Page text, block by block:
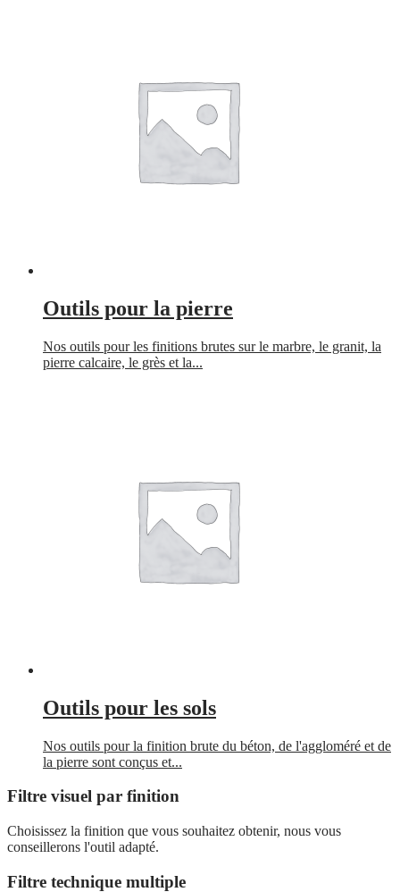
Outils pour la pierre
Nos outils pour les finitions brutes sur le marbre, le granit, la
pierre calcaire, le grès et la...
Outils pour les sols
Nos outils pour la finition brute du béton, de l'aggloméré et de
la pierre sont conçus et...
Filtre visuel par finition
Choisissez la finition que vous souhaitez obtenir, nous vous
conseillerons l'outil adapté.
Filtre technique multiple